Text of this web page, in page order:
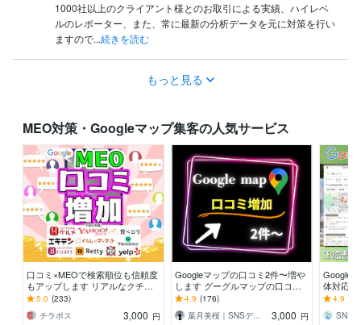
1000社以上のクライアント様とのお取引による実績、ハイレベ
ルのレポーター、また、常に最新の分析データを元に対策を行い
ますので...続きを読む
もっと見る
MEO対策・Googleマップ集客の人気サービス
口コミ×MEOで検索順位も信頼度
もアップします リアルなクチコ
ミで信頼と来店数アップ！
5.0 (233)
チラポス
3,000 円
Googleマップの口コミ2件〜増や
します グーグルマップの口コミ
増加します/保証有り
4.9 (176)
3,000 円
Google
体対応
期プラ
で上位
4.9
SNS